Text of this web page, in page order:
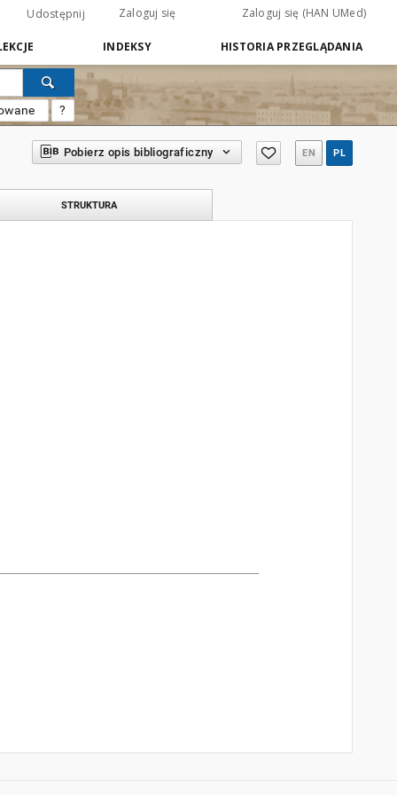
Udostępnij Zaloguj się Zaloguj się (HAN UMed)
INDEKSY HISTORIA PRZEGLĄDANIA
?
Pobierz opis bibliograficzny EN PL
STRUKTURA